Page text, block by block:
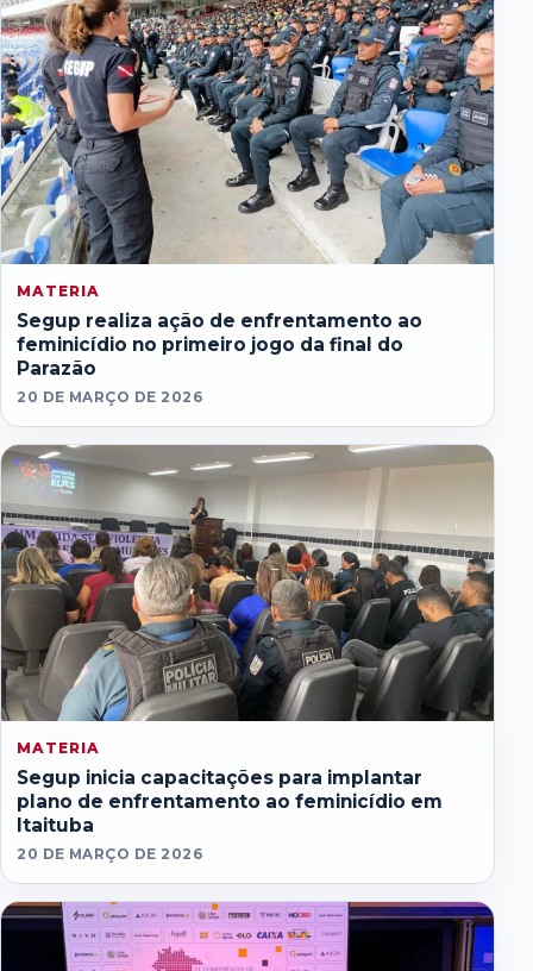
MATERIA
Segup realiza ação de enfrentamento ao
feminicídio no primeiro jogo da final do
Parazão
20 DE MARÇO DE 2026
MATERIA
Segup inicia capacitações para implantar
plano de enfrentamento ao feminicídio em
Itaituba
20 DE MARÇO DE 2026